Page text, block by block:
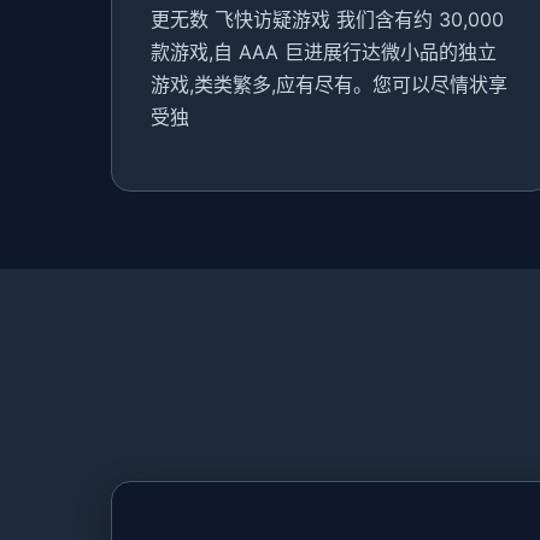
更无数 飞快访疑游戏 我们含有约 30,000
款游戏,自 AAA 巨进展行达微小品的独立
游戏,类类繁多,应有尽有。您可以尽情状享
受独